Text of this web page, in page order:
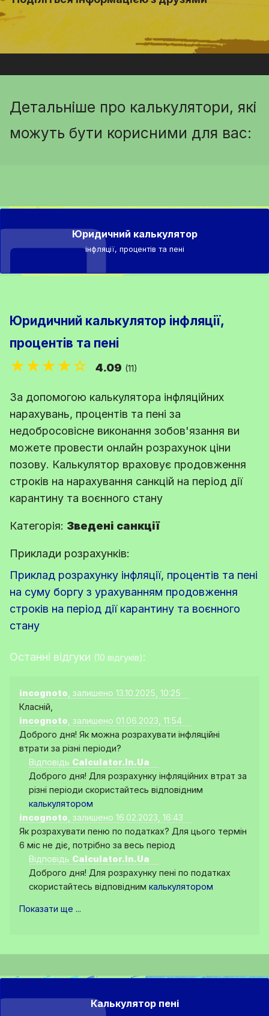
Детальніше про калькулятори, які
можуть бути корисними для вас:
Юридичний калькулятор
інфляції, процентів та пені
Юридичний калькулятор інфляції,
процентів та пені
★★★★☆ 4.09 (11)
За допомогою калькулятора інфляційних
нарахувань, процентів та пені за
недобросовісне виконання зобов'язання ви
можете провести онлайн розрахунок ціни
позову. Калькулятор враховує продовження
строків на нарахування санкцій на період дії
карантину та воєнного стану
Категорія: Зведені санкції
Приклади розрахунків:
Приклад розрахунку інфляції, процентів та пені
на суму боргу з урахуванням продовження
строків на період дії карантину та воєнного
стану
Останні відгуки (10 відгуків):
incognoto , залишено 13.10.2025, 10:25
Класній,
incognoto , залишено 01.06.2023, 11:54
Доброго дня! Як можна розрахувати інфляційні
втрати за різні періоди?
Відповідь Calculator.In.Ua
Доброго дня! Для розрахунку інфляційних втрат за
різні періоди скористайтесь відповідним
калькулятором
incognoto , залишено 16.02.2023, 16:43
Як розрахувати пеню по податках? Для цього термін
6 міс не діє, потрібно за весь період
Відповідь Calculator.In.Ua
Доброго дня! Для розрахунку пені по податках
скористайтесь відповідним калькулятором
Показати ще ...
Калькулятор пені